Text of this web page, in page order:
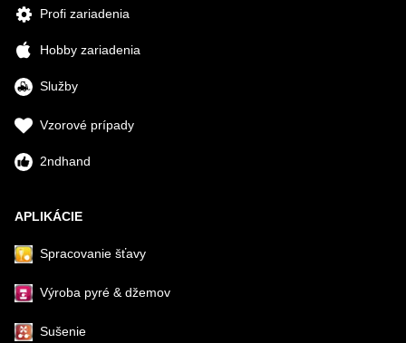
Profi zariadenia
Hobby zariadenia
Služby
Vzorové prípady
2ndhand
APLIKÁCIE
Spracovanie šťavy
Výroba pyré & džemov
Sušenie